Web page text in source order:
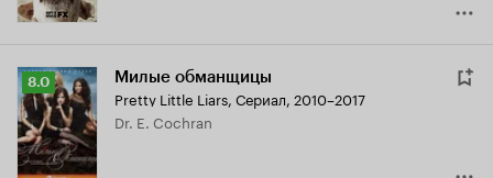
Рейтинг
Кинопоиска
8.0
8.0 Милые обманщицы
Pretty Little Liars, Сериал, 2010–2017
Dr. E. Cochran